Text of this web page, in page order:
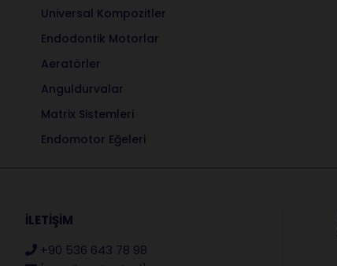
Universal Kompozitler
Endodontik Motorlar
Aeratörler
Anguldurvalar
Matrix Sistemleri
Endomotor Eğeleri
İLETİŞİM
+90 536 643 78 98